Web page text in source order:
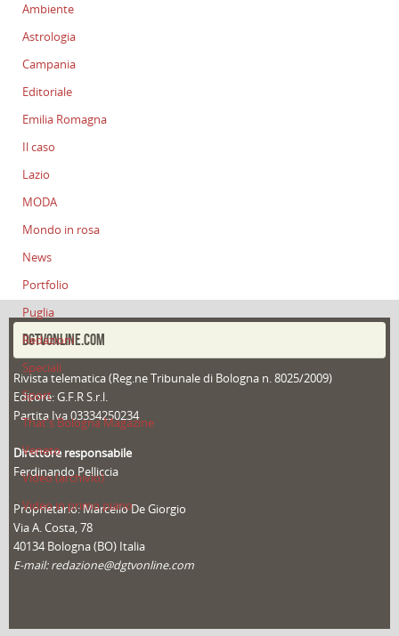
Ambiente
Astrologia
Campania
Editoriale
Emilia Romagna
Il caso
Lazio
MODA
Mondo in rosa
News
Portfolio
Puglia
Redazioni
Speciali
Sport
That's Bologna Magazine
Veneto
Video (archivio)
Video in primo piano
DGTVONLINE.COM
Rivista telematica (Reg.ne Tribunale di Bologna n. 8025/2009)
Editore: G.F.R S.r.l.
Partita Iva 03334250234
Direttore responsabile
Ferdinando Pelliccia
Proprietario: Marcello De Giorgio
Via A. Costa, 78
40134 Bologna (BO) Italia
E-mail: redazione@dgtvonline.com